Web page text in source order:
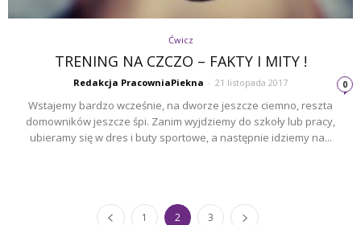
Ćwicz
TRENING NA CZCZO – FAKTY I MITY !
Redakcja PracowniaPiekna - 21 listopada 2017 0
Wstajemy bardzo wcześnie, na dworze jeszcze ciemno, reszta
domowników jeszcze śpi. Zanim wyjdziemy do szkoły lub pracy,
ubieramy się w dres i buty sportowe, a następnie idziemy na...
1 2 3